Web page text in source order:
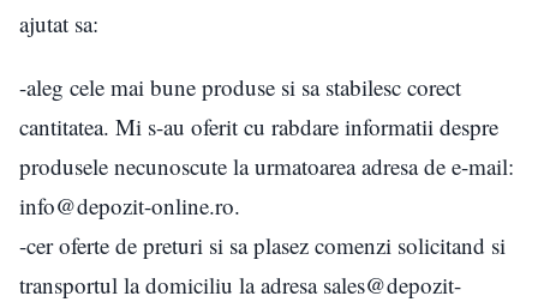
ajutat sa:
-aleg cele mai bune produse si sa stabilesc corect
cantitatea. Mi s-au oferit cu rabdare informatii despre
produsele necunoscute la urmatoarea adresa de e-mail:
info@depozit-online.ro.
-cer oferte de preturi si sa plasez comenzi solicitand si
transportul la domiciliu la adresa sales@depozit-